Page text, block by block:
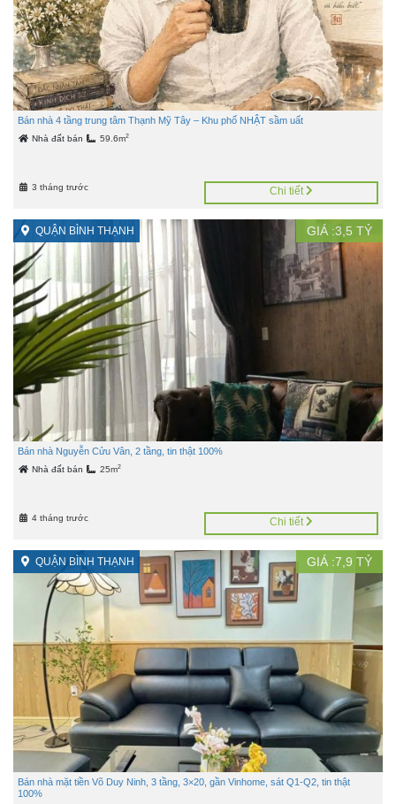
Bán nhà 4 tầng trung tâm Thạnh Mỹ Tây – Khu phố NHẬT sầm uất
Nhà đất bán 59.6m2
3 tháng trước Chi tiết
QUẬN BÌNH THẠNH GIÁ :3,5 TỶ
Bán nhà Nguyễn Cửu Vân, 2 tầng, tin thật 100%
Nhà đất bán 25m2
4 tháng trước Chi tiết
QUẬN BÌNH THẠNH GIÁ :7,9 TỶ
Bán nhà mặt tiền Võ Duy Ninh, 3 tầng, 3×20, gần Vinhome, sát Q1-Q2, tin thật
100%